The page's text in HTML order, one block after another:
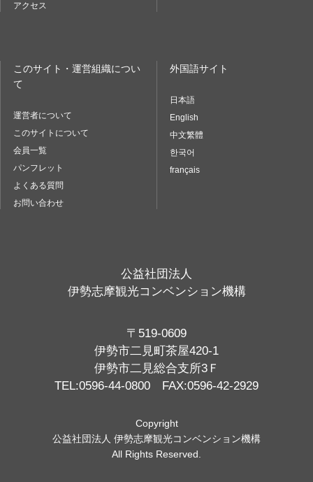
アクセス
このサイト・運営組織につい
て
運営者について
このサイトについて
会員一覧
パンフレット
よくある質問
お問い合わせ
外国語サイト
日本語
English
中文繁體
한국어
français
公益社団法人
伊勢志摩観光コンベンション機構
〒519-0609
伊勢市二見町茶屋420-1
伊勢市二見総合支所3Ｆ
TEL:0596-44-0800 FAX:0596-42-2929
Copyright
公益社団法人 伊勢志摩観光コンベンション機構
All Rights Reserved.